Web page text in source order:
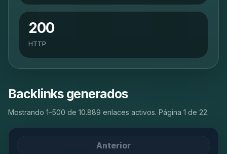
200
HTTP
Backlinks generados
Mostrando 1–500 de 10.889 enlaces activos. Página 1 de 22.
Anterior